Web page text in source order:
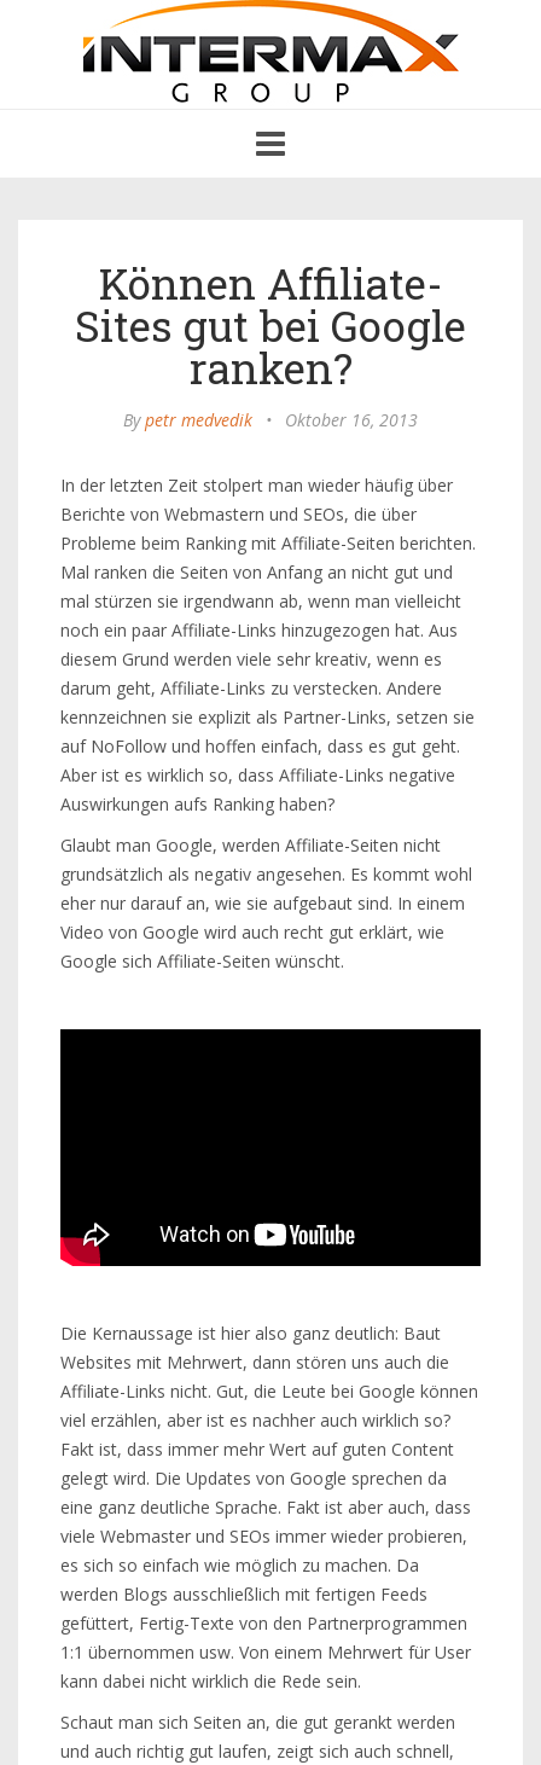
navigation
Können Affiliate-
Sites gut bei Google
ranken?
Bypetr medvedik • Oktober 16, 2013
In der letzten Zeit stolpert man wieder häufig über
Berichte von Webmastern und SEOs, die über
Probleme beim Ranking mit Affiliate-Seiten berichten.
Mal ranken die Seiten von Anfang an nicht gut und
mal stürzen sie irgendwann ab, wenn man vielleicht
noch ein paar Affiliate-Links hinzugezogen hat. Aus
diesem Grund werden viele sehr kreativ, wenn es
darum geht, Affiliate-Links zu verstecken. Andere
kennzeichnen sie explizit als Partner-Links, setzen sie
auf NoFollow und hoffen einfach, dass es gut geht.
Aber ist es wirklich so, dass Affiliate-Links negative
Auswirkungen aufs Ranking haben?
Glaubt man Google, werden Affiliate-Seiten nicht
grundsätzlich als negativ angesehen. Es kommt wohl
eher nur darauf an, wie sie aufgebaut sind. In einem
Video von Google wird auch recht gut erklärt, wie
Google sich Affiliate-Seiten wünscht.
Die Kernaussage ist hier also ganz deutlich: Baut
Websites mit Mehrwert, dann stören uns auch die
Affiliate-Links nicht. Gut, die Leute bei Google können
viel erzählen, aber ist es nachher auch wirklich so?
Fakt ist, dass immer mehr Wert auf guten Content
gelegt wird. Die Updates von Google sprechen da
eine ganz deutliche Sprache. Fakt ist aber auch, dass
viele Webmaster und SEOs immer wieder probieren,
es sich so einfach wie möglich zu machen. Da
werden Blogs ausschließlich mit fertigen Feeds
gefüttert, Fertig-Texte von den Partnerprogrammen
1:1 übernommen usw. Von einem Mehrwert für User
kann dabei nicht wirklich die Rede sein.
Schaut man sich Seiten an, die gut gerankt werden
und auch richtig gut laufen, zeigt sich auch schnell,